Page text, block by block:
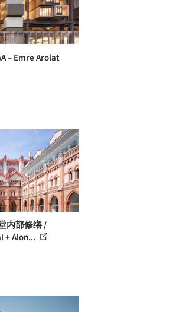
– Emre Arolat
内部修缮 /
+ Alon...